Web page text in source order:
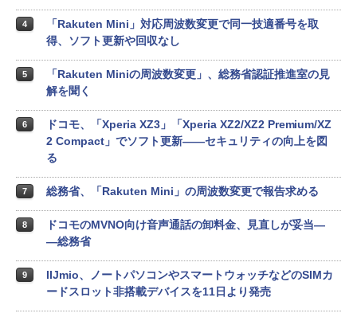
4
「Rakuten Mini」対応周波数変更で同一技適番号を取
得、ソフト更新や回収なし
5
「Rakuten Miniの周波数変更」、総務省認証推進室の見
解を聞く
6
ドコモ、「Xperia XZ3」「Xperia XZ2/XZ2 Premium/XZ
2 Compact」でソフト更新――セキュリティの向上を図
る
7 総務省、「Rakuten Mini」の周波数変更で報告求める
8
ドコモのMVNO向け音声通話の卸料金、見直しが妥当―
―総務省
9
IIJmio、ノートパソコンやスマートウォッチなどのSIMカ
ードスロット非搭載デバイスを11日より発売